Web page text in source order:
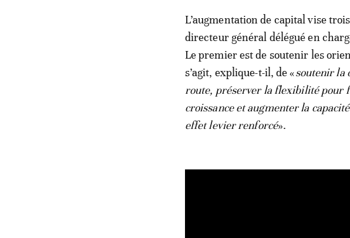
L’augmentation de capital vise
directeur général délégué en
Le premier est de soutenir les
s’agit, explique-t-il, de «soutenir la
route, préserver la flexibilité pour
croissance et augmenter la
effet levier renforcé».